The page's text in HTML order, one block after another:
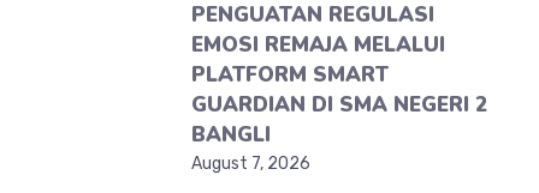
PENGUATAN REGULASI
EMOSI REMAJA MELALUI
PLATFORM SMART
GUARDIAN DI SMA NEGERI 2
BANGLI
August 7, 2026